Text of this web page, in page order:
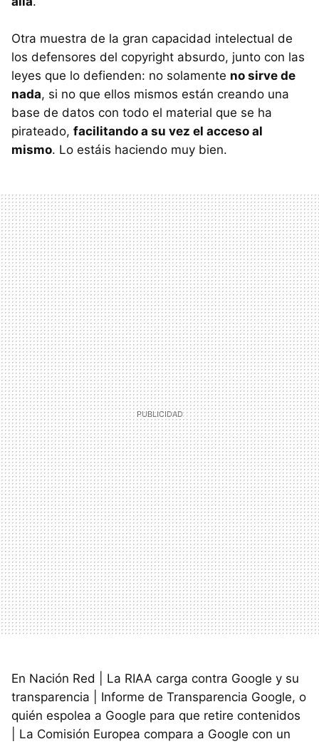
Otra muestra de la gran capacidad intelectual de
los defensores del copyright absurdo, junto con las
leyes que lo defienden: no solamente no sirve de
nada, si no que ellos mismos están creando una
base de datos con todo el material que se ha
pirateado, facilitando a su vez el acceso al
mismo. Lo estáis haciendo muy bien.
En Nación Red | La RIAA carga contra Google y su
transparencia | Informe de Transparencia Google, o
quién espolea a Google para que retire contenidos
| La Comisión Europea compara a Google con un